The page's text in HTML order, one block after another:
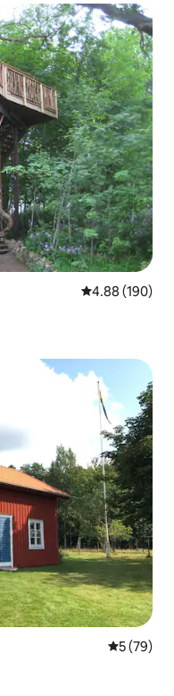
คะแนนเฉลี่ย
4.88 (190)
คะแนนเฉลี่
5 (79)